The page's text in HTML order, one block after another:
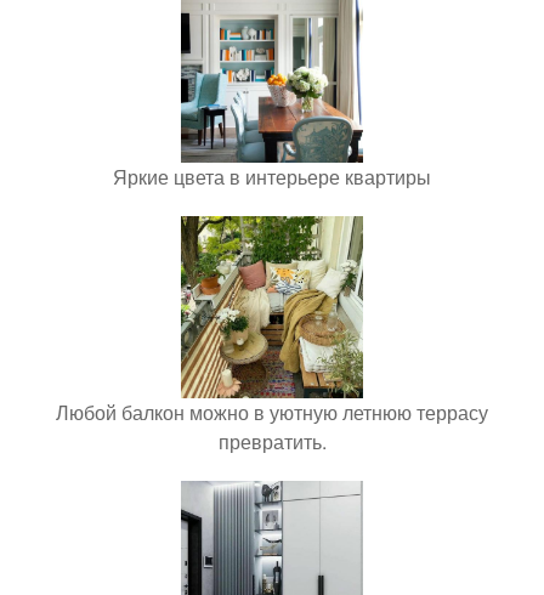
Яркие цвета в интерьере квартиры
Любой балкон можно в уютную летнюю террасу
превратить.